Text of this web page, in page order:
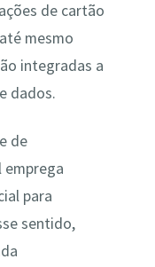
de cartão
mesmo
integradas a
dados.
de
emprega
para
sentido,